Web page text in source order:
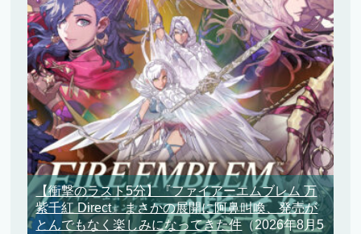
【衝撃のラスト5分】『ファイアーエムブレム 万
紫千紅 Direct』まさかの展開に阿鼻叫喚、発売が
とんでもなく楽しみになってきた件（2026年8月5